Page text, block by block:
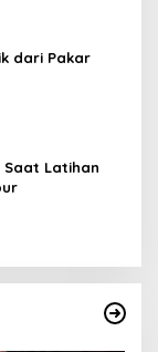
dari Pakar
Saat Latihan